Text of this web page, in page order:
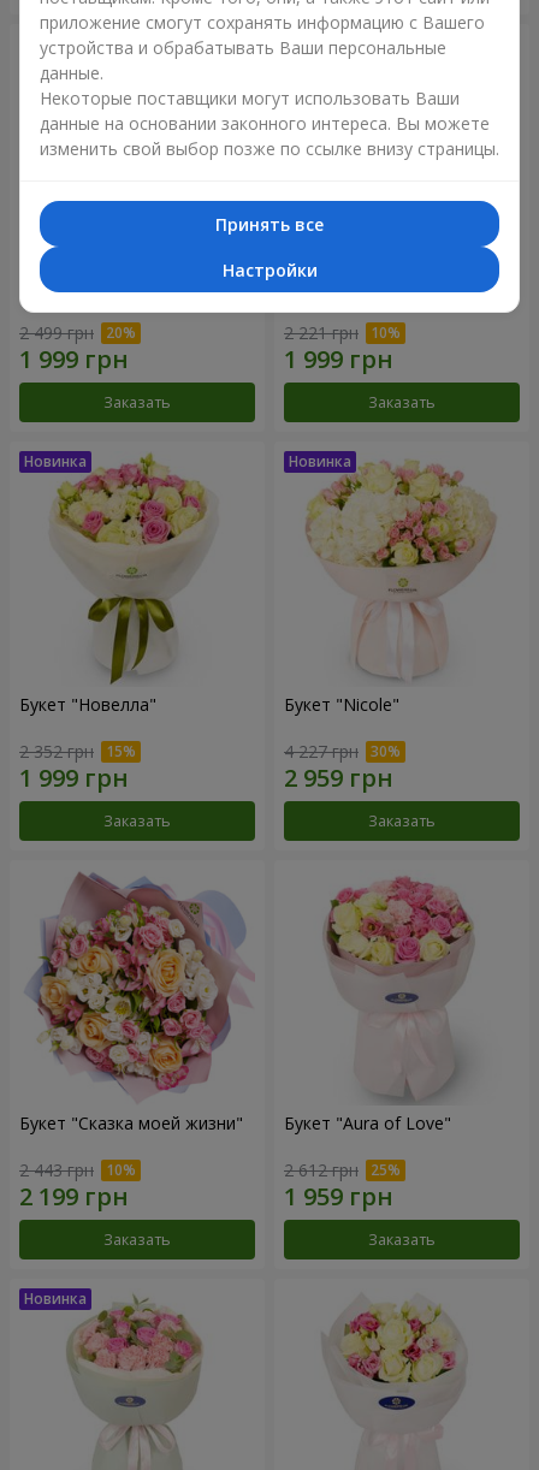
Букет "Дуэт гармонии"
2 499 грн
Заказать
Букет "My Lady"
2 221 грн
Заказать
Букет "Новелла"
2 352 грн
Заказать
Букет "Nicole"
4 227 грн
Заказать
Букет "Сказка моей жизни"
2 443 грн
Заказать
Букет "Aura of Love"
2 612 грн
Заказать
приложение смогут сохранять информацию с Вашего
устройства и обрабатывать Ваши персональные
данные.
Некоторые поставщики могут использовать Ваши
данные на основании законного интереса. Вы можете
изменить свой выбор позже по ссылке внизу страницы.
Принять все
Настройки